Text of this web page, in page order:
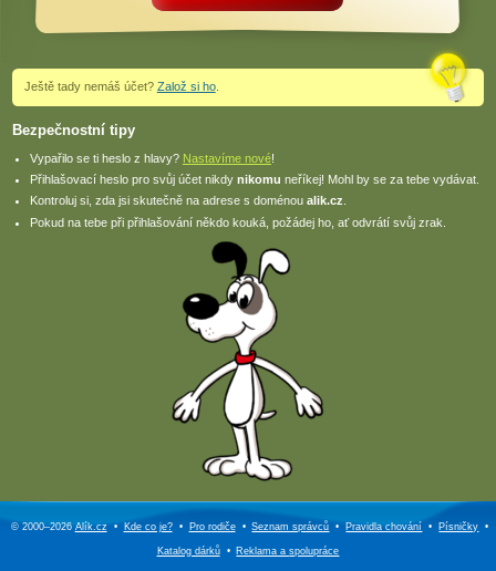
Ještě tady nemáš účet? Založ si ho.
Bezpečnostní tipy
Vypařilo se ti heslo z hlavy? Nastavíme nové!
Přihlašovací heslo pro svůj účet nikdy nikomu neříkej! Mohl by se za tebe vydávat.
Kontroluj si, zda jsi skutečně na adrese s doménou alik.cz
Pokud na tebe při přihlašování někdo kouká, požádej ho, ať odvrátí svůj zrak.
© 2000–2026Alík.cz • Kde co je? • Pro rodiče • Seznam správců • Pravidla chování • Písničky •
Katalog dárků • Reklama aspolupráce